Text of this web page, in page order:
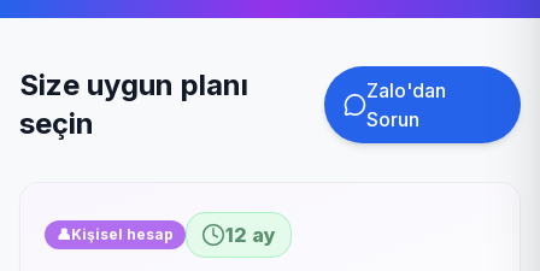
Size uygun planı
seçin
Zalo'dan
Sorun
👤Kişisel hesap 12 ay